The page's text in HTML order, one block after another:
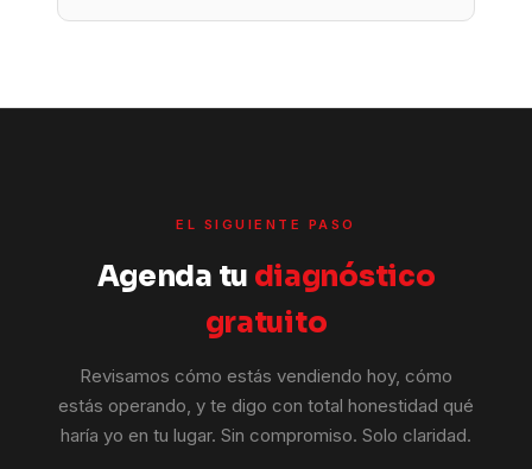
EL SIGUIENTE PASO
Agenda tu diagnóstico
gratuito
Revisamos cómo estás vendiendo hoy, cómo
estás operando, y te digo con total honestidad qué
haría yo en tu lugar. Sin compromiso. Solo claridad.